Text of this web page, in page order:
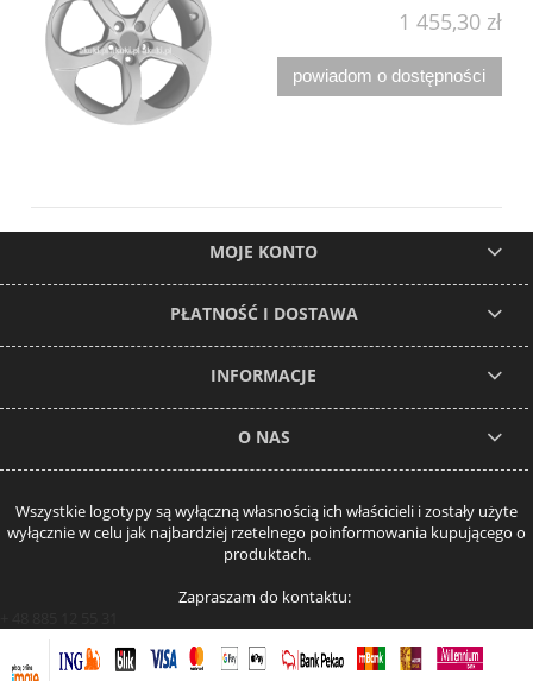
1 455,30 zł
powiadom o dostępności
MOJE KONTO
PŁATNOŚĆ I DOSTAWA
INFORMACJE
O NAS
Wszystkie logotypy są wyłączną własnością ich właścicieli i zostały użyte
wyłącznie w celu jak najbardziej rzetelnego poinformowania kupującego o
produktach.
Zapraszam do kontaktu: